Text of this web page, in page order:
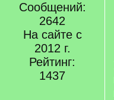
Сообщений:
2642
На сайте с
2012 г.
Рейтинг:
1437